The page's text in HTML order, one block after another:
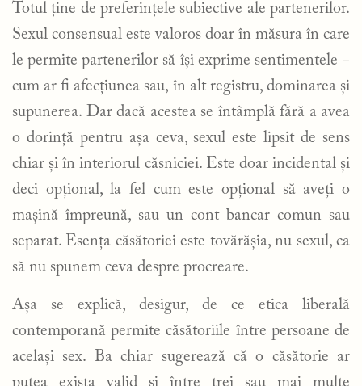
Totul ține de preferințele subiective ale partenerilor.
Sexul consensual este valoros doar în măsura în care
le permite partenerilor să își exprime sentimentele −
cum ar fi afecțiunea sau, în alt registru, dominarea și
supunerea. Dar dacă acestea se întâmplă fără a avea
o dorință pentru așa ceva, sexul este lipsit de sens
chiar și în interiorul căsniciei. Este doar incidental și
deci opțional, la fel cum este opțional să aveți o
mașină împreună, sau un cont bancar comun sau
separat. Esența căsătoriei este tovărășia, nu sexul, ca
să nu spunem ceva despre procreare.
Așa se explică, desigur, de ce etica liberală
contemporană permite căsătoriile între persoane de
același sex. Ba chiar sugerează că o căsătorie ar
putea exista valid și între trei sau mai multe